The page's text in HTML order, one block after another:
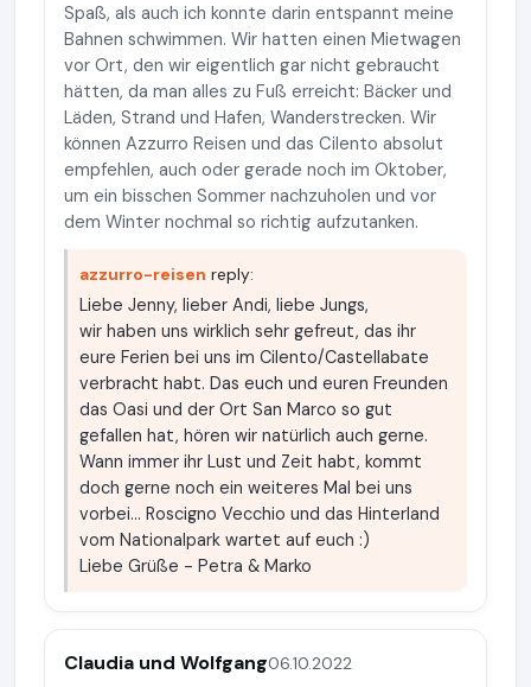
Spaß, als auch ich konnte darin entspannt meine
Bahnen schwimmen. Wir hatten einen Mietwagen
vor Ort, den wir eigentlich gar nicht gebraucht
hätten, da man alles zu Fuß erreicht: Bäcker und
Läden, Strand und Hafen, Wanderstrecken. Wir
können Azzurro Reisen und das Cilento absolut
empfehlen, auch oder gerade noch im Oktober,
um ein bisschen Sommer nachzuholen und vor
dem Winter nochmal so richtig aufzutanken.
azzurro-reisen reply:
Liebe Jenny, lieber Andi, liebe Jungs,
wir haben uns wirklich sehr gefreut, das ihr
eure Ferien bei uns im Cilento/Castellabate
verbracht habt. Das euch und euren Freunden
das Oasi und der Ort San Marco so gut
gefallen hat, hören wir natürlich auch gerne.
Wann immer ihr Lust und Zeit habt, kommt
doch gerne noch ein weiteres Mal bei uns
vorbei... Roscigno Vecchio und das Hinterland
vom Nationalpark wartet auf euch :)
Liebe Grüße - Petra & Marko
Claudia und Wolfgang06.10.2022